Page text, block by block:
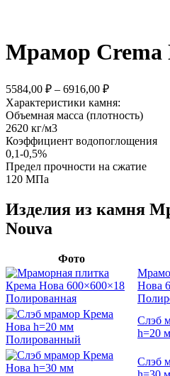
Мрамор Crema
5584,00 ₽ – 6916,00 ₽
Характеристики камня:
Объемная масса (плотность)
2620 кг/м3
Коэффициент водопоглощения
0,1-0,5%
Предел прочности на сжатие
120 МПа
Изделия из камня
Nouva
Фото
Нова
Слэб
h=20
Слэб